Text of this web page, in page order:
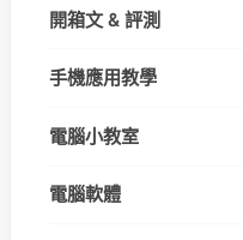
開箱文 & 評測
手機應用教學
電腦小教室
電腦軟體